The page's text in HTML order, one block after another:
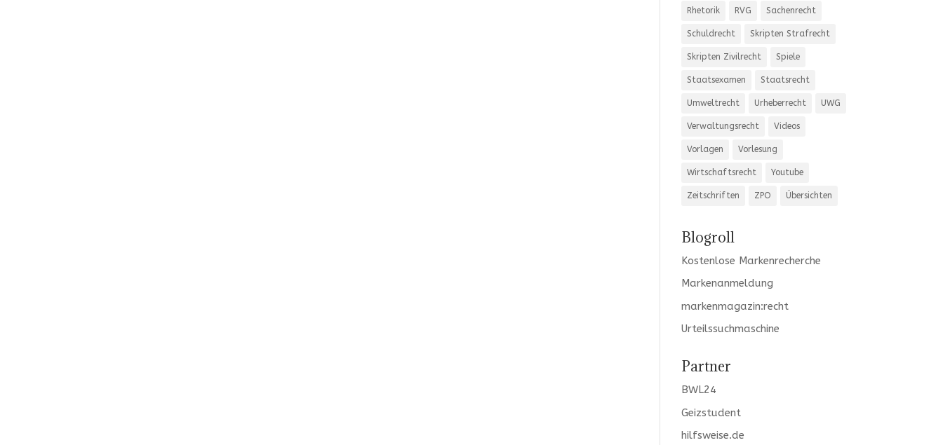
Rhetorik RVG Sachenrecht
Schuldrecht Skripten Strafrecht
Skripten Zivilrecht Spiele
Staatsexamen Staatsrecht
Umweltrecht Urheberrecht UWG
Verwaltungsrecht Videos
Vorlagen Vorlesung
Wirtschaftsrecht Youtube
Zeitschriften ZPO Übersichten
Blogroll
Kostenlose Markenrecherche
Markenanmeldung
markenmagazin:recht
Urteilssuchmaschine
Partner
BWL24
Geizstudent
hilfsweise.de